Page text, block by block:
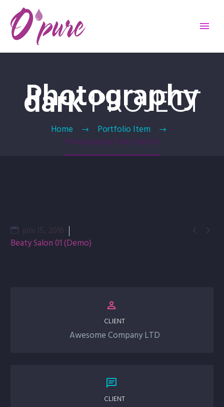
Photography
darkPROJECT
Home
Portfolio Item
Photography Dark (Demo)
 
juni 15, 2016
Beaty Salon 01 (Demo)


CLIENT
Awesome Company LTD


CLIENT